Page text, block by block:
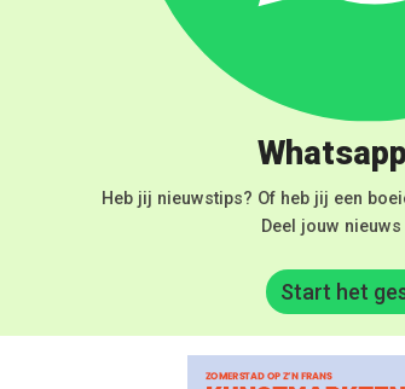
Heb jij nieuwstips? Of heb jij een
Deel jouw
Start het